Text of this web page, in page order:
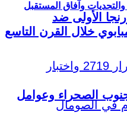
وآفاق المستقبل
الأولى ضد
خلال القرن التاسع
الصحراء وعوامل